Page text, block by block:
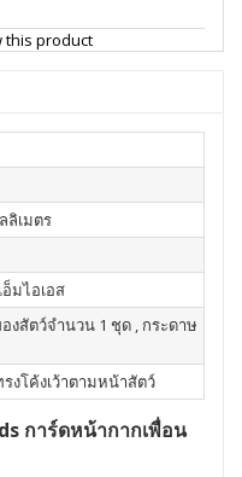
this product
ลิเมตร
มไอเอส
งสัตว์จำนวน 1 ชุด , กระดาษ
งโค้งเว้าตามหน้าสัตว์
การ์ดหน้ากากเพื่อน